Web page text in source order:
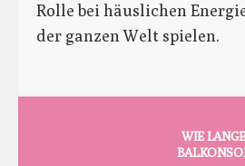
Rolle bei häuslichen
der ganzen Welt spielen.
WIE